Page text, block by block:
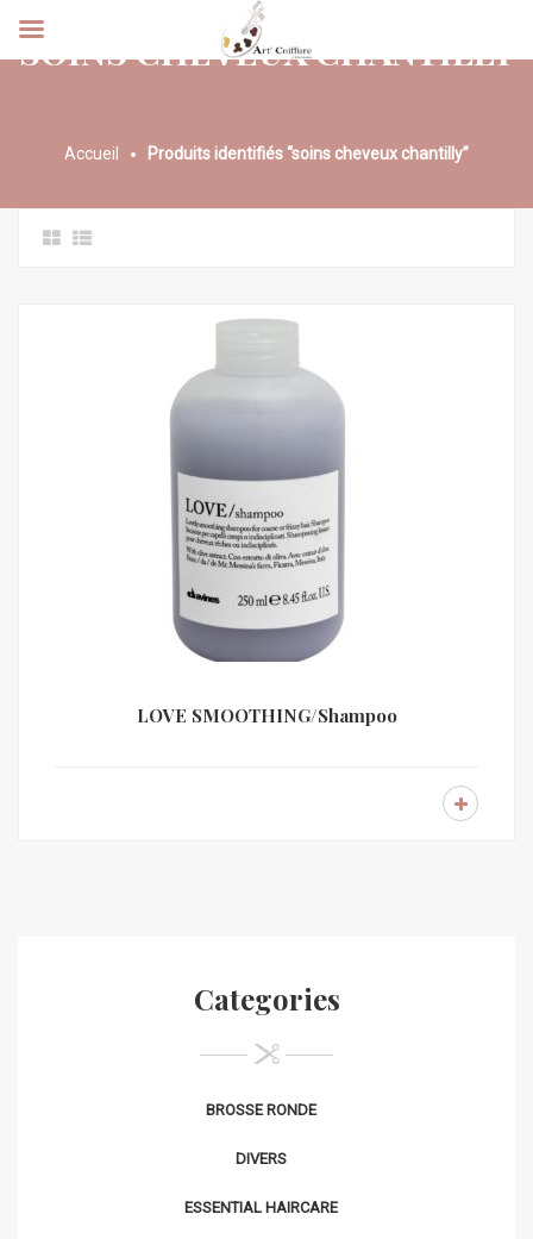
SOINS CHEVEUX CHANTILLY
Accueil Produits identifiés “soins cheveux chantilly”
LOVE SMOOTHING/Shampoo
Categories
BROSSE RONDE
DIVERS
ESSENTIAL HAIRCARE